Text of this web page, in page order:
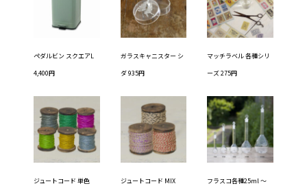
ペダルビン スクエアL
4,400円
ガラスキャニスター シ
ダ 935円
マッチラベル 各種シリ
ーズ 275円
ジュートコード 単色
ジュートコード MIX
フラスコ各種25ml ～